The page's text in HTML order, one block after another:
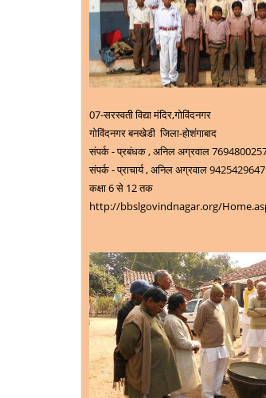
07-सरस्वती विद्या मंदिर,गोविंदनगर
गोविंदनगर बनखेडी जिला-होशंगाबाद
संपर्क - प्रबंधक , अनिल अग्रवाल
संपर्क - प्राचार्य ,अनिल अग्रवाल 9425429647
कक्षा 6 से 12 तक
http://bbslgovindnagar.org/